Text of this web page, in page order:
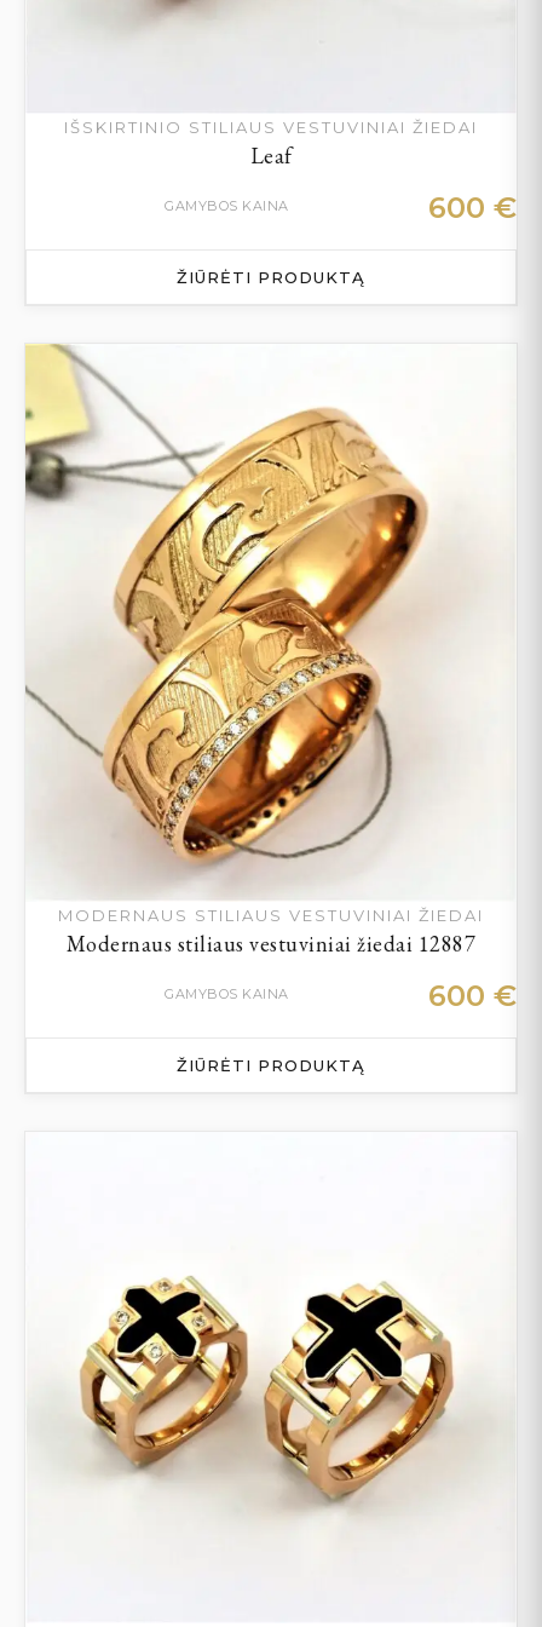
IŠSKIRTINIO STILIAUS VESTUVINIAI ŽIEDAI
Leaf
GAMYBOS KAINA 600 €
ŽIŪRĖTI PRODUKTĄ
MODERNAUS STILIAUS VESTUVINIAI ŽIEDAI
Modernaus stiliaus vestuviniai žiedai 12887
GAMYBOS KAINA 600 €
ŽIŪRĖTI PRODUKTĄ